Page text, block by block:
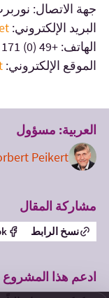
جهة الاتصال:
البريد الإلكتروني:
الهاتف: +49 (0) 171 190 6608
الموقع الإلكتروني:
العربية: مسؤول
Peikert
مشاركة المقال
نسخ الرابط
ادعم هذا المشروع